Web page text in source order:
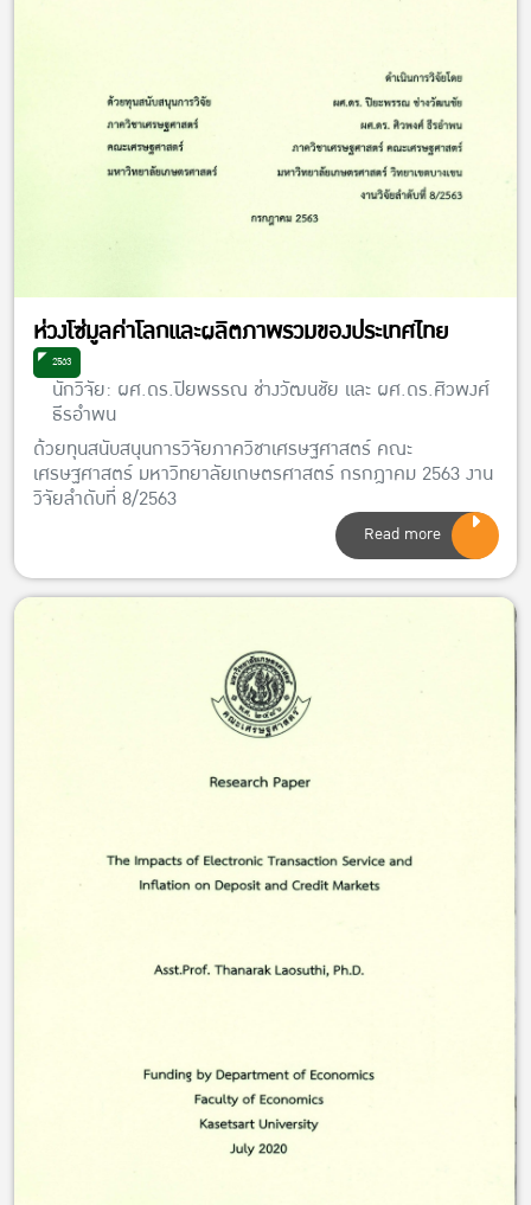
ห่วงโซ่มูลค่าโลกและผลิตภาพรวมของประเทศไทย
2563
นักวิจัย: ผศ.ดร.ปิยพรรณ ช่างวัฒนชัย และ ผศ.ดร.ศิวพงศ์
ธีรอำพน
ด้วยทุนสนับสนุนการวิจัยภาควิชาเศรษฐศาสตร์ คณะ
เศรษฐศาสตร์ มหาวิทยาลัยเกษตรศาสตร์ กรกฎาคม 2563 งาน
วิจัยลำดับที่ 8/2563
Read more